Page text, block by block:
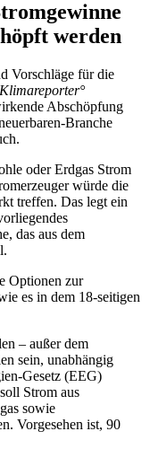
werden
Vorschläge für die
Klimareporter°
Abschöpfung
Branche
oder Erdgas Strom
würde die
treffen. Das legt ein
das aus dem
Optionen zur
es in dem 18-seitigen
– außer dem
sein, unabhängig
Gesetz (EEG)
Strom aus
sowie
Vorgesehen ist, 90